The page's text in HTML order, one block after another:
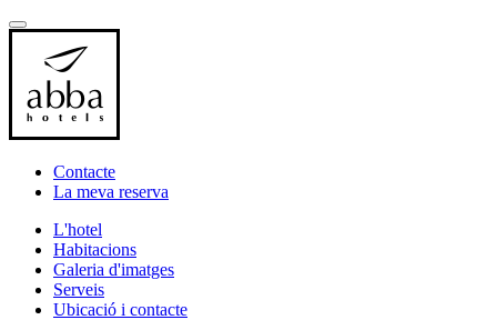
Contacte
La meva reserva
L'hotel
Habitacions
Galeria d'imatges
Serveis
Ubicació i contacte